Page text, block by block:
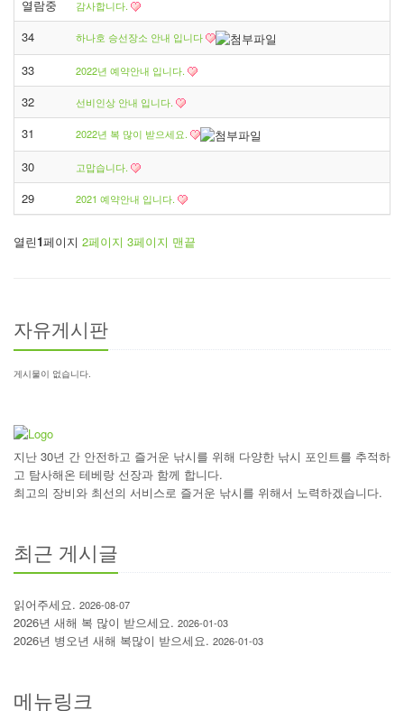
열람중 감사합니다.
34 하나호 승선장소 안내 입니다
33 2022년 예약안내 입니다.
32 선비인상 안내 입니다.
31 2022년 복 많이 받으세요.
30 고맙습니다.
29 2021 예약안내 입니다.
열린1페이지 2페이지 3페이지 맨끝
자유게시판
게시물이 없습니다.
지난 30년 간 안전하고 즐거운 낚시를 위해 다양한 낚시 포인트를 추적하
고 탐사해온 테베랑 선장과 함께 합니다.
최고의 장비와 최선의 서비스로 즐거운 낚시를 위해서 노력하겠습니다.
최근 게시글
읽어주세요. 2026-08-07
2026년 새해 복 많이 받으세요. 2026-01-03
2026년 병오년 새해 복많이 받으세요. 2026-01-03
메뉴링크